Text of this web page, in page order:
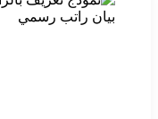
بيان راتب رسمي